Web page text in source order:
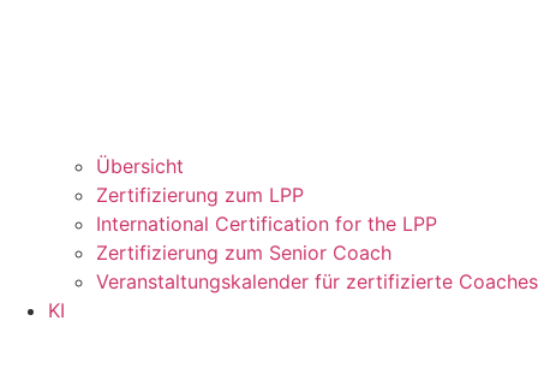
Übersicht
Zertifizierung zum LPP
International Certification for the LPP
Zertifizierung zum Senior Coach
Veranstaltungskalender für zertifizierte Coaches
KI